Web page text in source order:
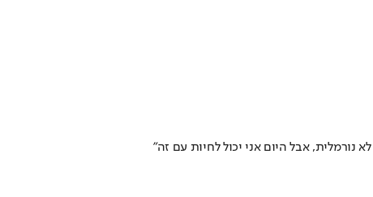
נורמלית, אבל היום אני יכול לחיות עם זה"